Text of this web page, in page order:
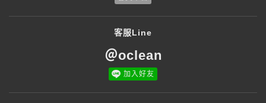
客服Line
＠oclean
加入好友